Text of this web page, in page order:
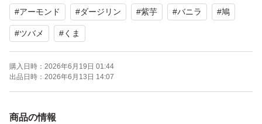
【ダージリン】 米粉(国内製造)、アーモンドパウダー、バ
ター、きび糖、ダージリン/香料、(一部乳・アーモンドを
含む）
【ココア】米粉(国内製造)、アーモンドパウダー、バ タ
ー、きび糖、ココアパウダー/香料、(一部乳・アーモンド
【紫芋】米粉(国内製造)、アーモンドパウダ一、バター、
#アーモンド #ダージリン #紫芋 #バニラ #鳩
#ツバメ #くま
購入日時： 2026年6月19日 01:44
出品日時： 2026年6月13日 14:07
商品の情報